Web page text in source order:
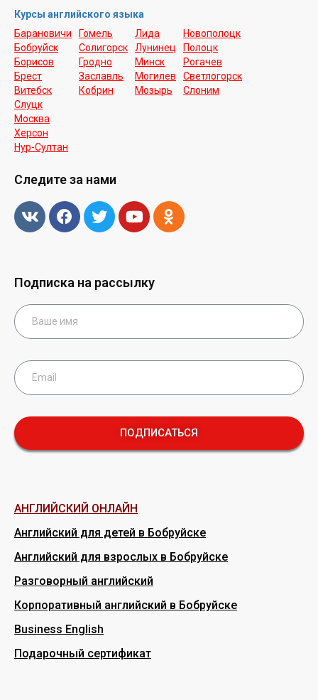
Курсы английского языка
Барановичи
Бобруйск
Борисов
Брест
Витебск
Гомель
Солигорск
Гродно
Заславль
Кобрин
Лида
Лунинец
Минск
Могилев
Мозырь
Новополоцк
Полоцк
Рогачев
Светлогорск
Слоним
Слуцк
Москва
Херсон
Нур-Cултан
Следите за нами
Подписка на рассылку
ПОДПИСАТЬСЯ
АНГЛИЙСКИЙ ОНЛАЙН
Английский для детей в Бобруйске
Английский для взрослых в Бобруйске
Разговорный английский
Корпоративный английский в Бобруйске
Business English
Подарочный сертификат